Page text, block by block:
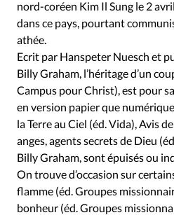
nord-coréen Kim Il Sung le 2
dans ce pays, pourtant
athée.
Ecrit par Hanspeter Nuesch et
Billy Graham, l’héritage d’un
Campus pour Christ), est pour
en version papier que
la Terre au Ciel (éd. Vida), Avis
anges, agents secrets de Dieu
Billy Graham, sont épuisés ou
On trouve d’occasion sur
flamme (éd. Groupes
bonheur (éd. Groupes